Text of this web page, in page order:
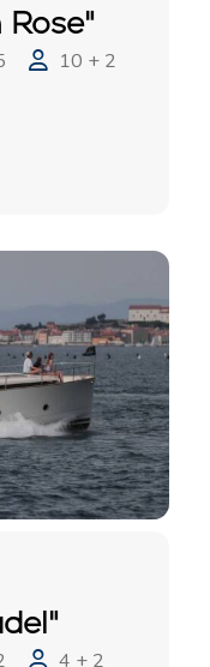
10 + 2
4 + 2